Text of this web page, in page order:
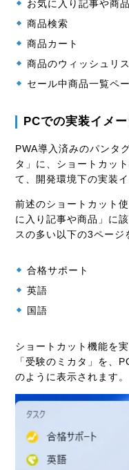
お気に入り記事や商品
商品検索
商品カート
商品のウィッシュリ
セール中商品一覧ペ
PCでの実装イメ
PWA導入済みのパンタ
タ」に、ショートカッ
て、開発環境下の実装
前述のショートカット
に入り記事や商品」に
スの多い以下の3ページ
合格サポート
英語
国語
ショートカット機能を
「受験のミカタ」を、
のように表示されます。